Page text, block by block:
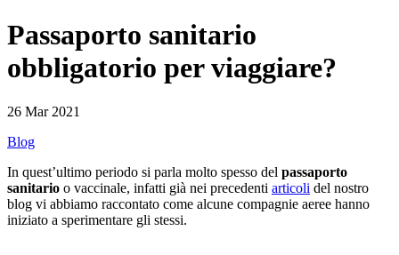
Passaporto sanitario
obbligatorio per viaggiare?
26 Mar 2021
Blog
In quest’ultimo periodo si parla molto spesso del passaporto
sanitario o vaccinale, infatti già nei precedenti articoli del nostro
blog vi abbiamo raccontato come alcune compagnie aeree hanno
iniziato a sperimentare gli stessi.